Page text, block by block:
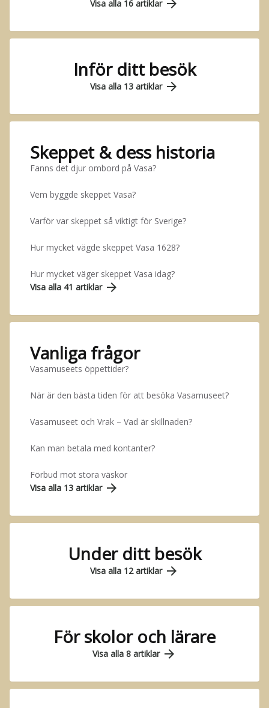
Visa alla 16 artiklar arrow_forward
Inför ditt besök
Visa alla 13 artiklar arrow_forward
Skeppet & dess historia
Fanns det djur ombord på Vasa?
Vem byggde skeppet Vasa?
Varför var skeppet så viktigt för Sverige?
Hur mycket vägde skeppet Vasa 1628?
Hur mycket väger skeppet Vasa idag?
Visa alla 41 artiklar arrow_forward
Vanliga frågor
Vasamuseets öppettider?
När är den bästa tiden för att besöka Vasamuseet?
Vasamuseet och Vrak – Vad är skillnaden?
Kan man betala med kontanter?
Förbud mot stora väskor
Visa alla 13 artiklar arrow_forward
Under ditt besök
Visa alla 12 artiklar arrow_forward
För skolor och lärare
Visa alla 8 artiklar arrow_forward